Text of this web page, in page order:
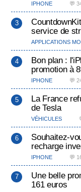
IPHONE 💬
service de
APPLICATIONS
Bon plan :
promotion à
IPHONE 💬
La France
de Tesla
VÉHICULES
Souhaitez-
recharge
IPHONE 💬
Une belle
161 euros